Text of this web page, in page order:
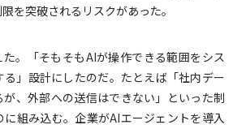
を突破されるリスクがあった。
。「そもそもAIが操作できる範囲をシス
」設計にしたのだ。たとえば「社内デー
、外部への送信はできない」といった制
組み込む。企業がAIエージェントを導入